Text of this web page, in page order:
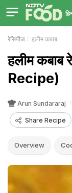
रेसिपीज हलीम कबाब
हलीम
Recipe)
Arun Sundararaj
Share Recipe
Overview